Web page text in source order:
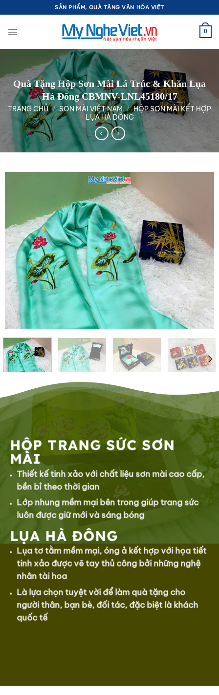
qua
nội
SẢN PHẨM, QUÀ TẶNG VĂN HÓA VIỆT
0
Quà Tặng Hộp Sơn Mài Lá Trúc & Khăn Lụa
Hà Đông CBMNV-LNL45180/17
TRANG CHỦ / SƠN MÀI VIỆT NAM / HỘP SƠN MÀI KẾT HỢP
LỤA HÀ ĐÔNG
HỘP TRANG SỨC SƠN
MÀI
Thiết kế tinh xảo với chất liệu sơn mài cao cấp,
bền bỉ theo thời gian
Lớp nhung mềm mại bên trong giúp trang sức
luôn được giữ mới và sáng bóng
LỤA HÀ ĐÔNG
Lụa tơ tằm mềm mại, óng ả kết hợp với họa tiết
tinh xảo được vẽ tay thủ công bởi những nghệ
nhân tài hoa
Là lựa chọn tuyệt vời để làm quà tặng cho
người thân, bạn bè, đối tác, đặc biệt là khách
quốc tế